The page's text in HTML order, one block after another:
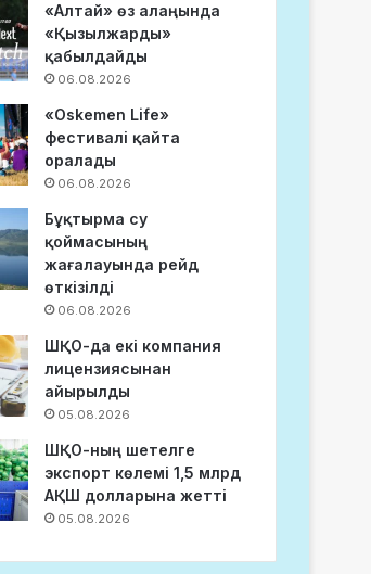
«Алтай» өз алаңында
«Қызылжарды»
қабылдайды
06.08.2026
«Oskemen Life»
фестивалі қайта
оралады
06.08.2026
Бұқтырма су
қоймасының
жағалауында рейд
өткізілді
06.08.2026
ШҚО-да екі компания
лицензиясынан
айырылды
05.08.2026
ШҚО-ның шетелге
экспорт көлемі 1,5 млрд
АҚШ долларына жетті
05.08.2026